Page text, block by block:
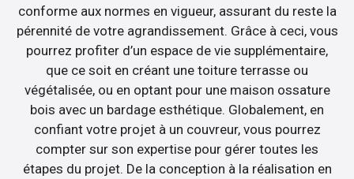
conforme aux normes en vigueur, assurant du reste la
pérennité de votre agrandissement. Grâce à ceci, vous
pourrez profiter d’un espace de vie supplémentaire,
que ce soit en créant une toiture terrasse ou
végétalisée, ou en optant pour une maison ossature
bois avec un bardage esthétique. Globalement, en
confiant votre projet à un couvreur, vous pourrez
compter sur son expertise pour gérer toutes les
étapes du projet. De la conception à la réalisation en